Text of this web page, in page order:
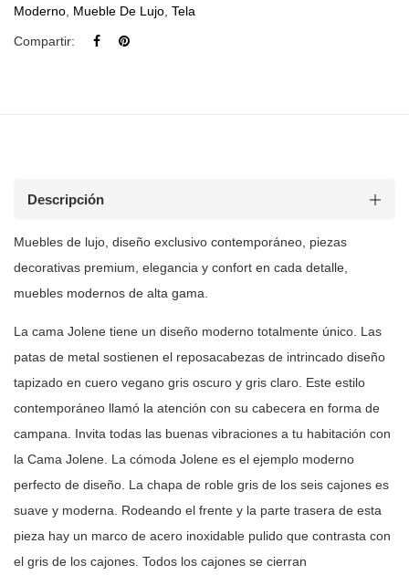
Moderno Mueble De Lujo Tela
Compartir:
Descripción
Muebles de lujo, diseño exclusivo contemporáneo, piezas
decorativas premium, elegancia y confort en cada detalle,
muebles modernos de alta gama.
La cama Jolene tiene un diseño moderno totalmente único. Las
patas de metal sostienen el reposacabezas de intrincado diseño
tapizado en cuero vegano gris oscuro y gris claro. Este estilo
contemporáneo llamó la atención con su cabecera en forma de
campana. Invita todas las buenas vibraciones a tu habitación con
la Cama Jolene. La cómoda Jolene es el ejemplo moderno
perfecto de diseño. La chapa de roble gris de los seis cajones es
suave y moderna. Rodeando el frente y la parte trasera de esta
pieza hay un marco de acero inoxidable pulido que contrasta con
el gris de los cajones. Todos los cajones se cierran